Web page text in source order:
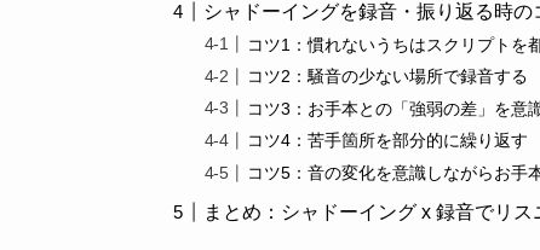
シャドーイングを録音・振り返る時の
コツ1：慣れないうちはスクリプトを
コツ2：騒音の少ない場所で録音する
コツ3：お手本との「強弱の差」を意
コツ4：苦手箇所を部分的に繰り返す
コツ5：音の変化を意識しながらお手
まとめ：シャドーイング x 録音でリス